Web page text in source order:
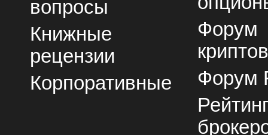
вопросы
Книжные
рецензии
Корпоративные
Форум
Форум